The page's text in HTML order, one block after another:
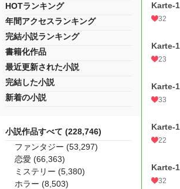
Karte-
32
Karte-
23
Karte-
33
Karte-
22
Karte-
32
HOTランキング
年間アクセスランキング
完結小説ランキング
書籍化作品
最近更新された小説
完結した小説
新着の小説
小説作品すべて (228,746)
ファンタジー (53,297)
恋愛 (66,363)
ミステリー (5,380)
ホラー (8,503)